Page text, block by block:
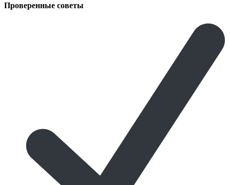
Проверенные советы